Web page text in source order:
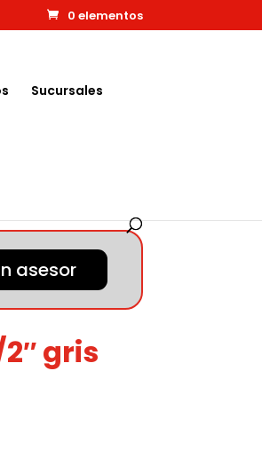
0 elementos
Sucursales
asesor
gris